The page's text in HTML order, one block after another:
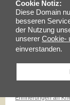
Cookie Notiz:
Diese Domain
besseren
der Nutzung
unserer Cookie-
einverstanden.
Verfasser: Zollmann,
Massenarmut und
Band:12
Verfasser: Milz,
Götz E.Hübner - ein
Band:12
Band:12
Erinnerungen an